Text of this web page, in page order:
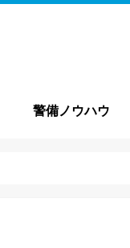
警備ノウハウ